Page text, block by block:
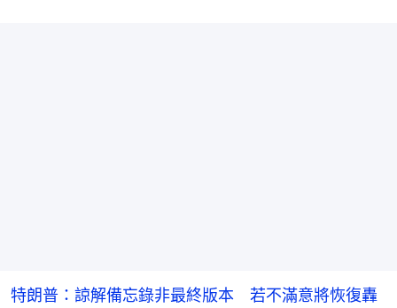
特朗普：諒解備忘錄非最終版本 若不滿意將恢復轟